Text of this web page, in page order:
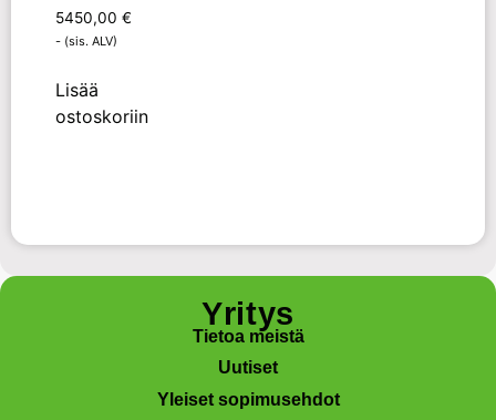
5450,00 €
- (sis. ALV)
Lisää
ostoskoriin
Yritys
Tietoa meistä
Uutiset
Yleiset sopimusehdot